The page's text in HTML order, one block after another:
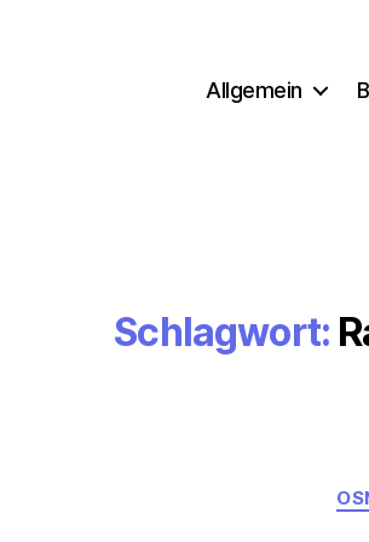
Allgemein
Schlagwort: